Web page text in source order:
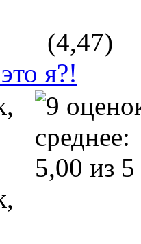
(4,47)
я?!